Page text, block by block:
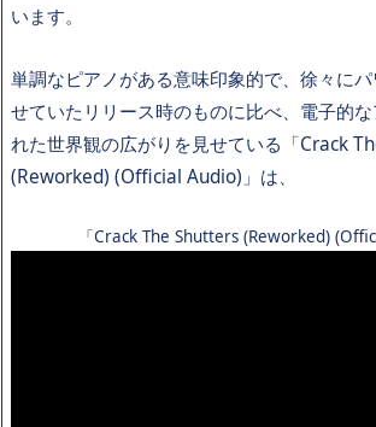
います。
単調なピアノがある意味印象的で、徐々に
せていたリリース時のものに比べ、電子的
れた世界観の広がりを見せている「Crack
(Reworked) (Official Audio)」は、
「Crack The Shutters (Reworked)